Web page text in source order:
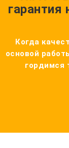
гарантия
Когда
основой
гордимся